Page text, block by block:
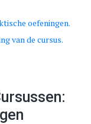
oefeningen.
van de cursus.